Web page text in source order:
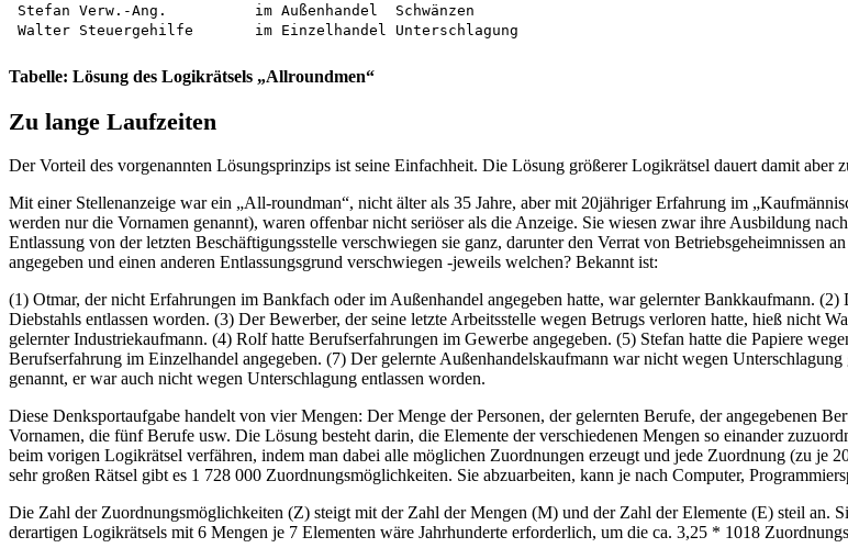
Stefan Verw.-Ang.          im Außenhandel  Schwänzen
Tabelle: Lösung des Logikrätsels „Allroundmen“
Zu lange Laufzeiten
Der Vorteil des vorgenannten Lösungsprinzips ist seine Einfachheit. Die Lösung größerer Logikrätsel dauert damit aber
Mit einer Stellenanzeige war ein „All-roundman“, nicht älter als 35 Jahre, aber mit 20jähriger Erfahrung im
werden nur die Vornamen genannt), waren offenbar nicht seriöser als die Anzeige. Sie wiesen zwar ihre Ausbildung
Entlassung von der letzten Beschäftigungsstelle verschwiegen sie ganz, darunter den Verrat von Betriebsgeheimnissen
angegeben und einen anderen Entlassungsgrund verschwiegen -jeweils welchen? Bekannt ist:
(1) Otmar, der nicht Erfahrungen im Bankfach oder im Außenhandel angegeben hatte, war gelernter Bankkaufmann.
Diebstahls entlassen worden. (3) Der Bewerber, der seine letzte Arbeitsstelle wegen Betrugs verloren hatte, hieß nicht
gelernter Industriekaufmann. (4) Rolf hatte Berufserfahrungen im Gewerbe angegeben. (5) Stefan hatte die Papiere
Berufserfahrung im Einzelhandel angegeben. (7) Der gelernte Außenhandelskaufmann war nicht wegen
genannt, er war auch nicht wegen Unterschlagung entlassen worden.
Diese Denksportaufgabe handelt von vier Mengen: Der Menge der Personen, der gelernten Berufe, der angegebenen
Vornamen, die fünf Berufe usw. Die Lösung besteht darin, die Elemente der verschiedenen Mengen so einander
beim vorigen Logikrätsel verfähren, indem man dabei alle möglichen Zuordnungen erzeugt und jede Zuordnung (zu je
sehr großen Rätsel gibt es 1 728 000 Zuordnungsmöglichkeiten. Sie abzuarbeiten, kann je nach Computer,
Die Zahl der Zuordnungsmöglichkeiten (Z) steigt mit der Zahl der Mengen (M) und der Zahl der Elemente (E) steil an.
derartigen Logikrätsels mit 6 Mengen je 7 Elementen wäre Jahrhunderte erforderlich, um die ca. 3,25 * 1018